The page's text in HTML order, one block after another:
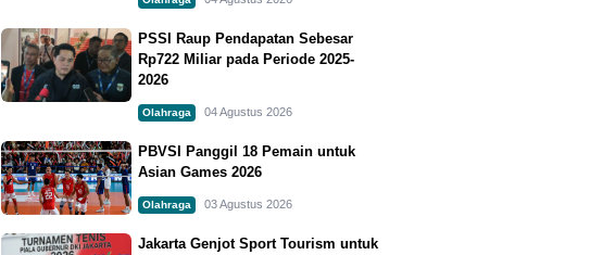
PSSI Raup Pendapatan Sebesar
Rp722 Miliar pada Periode 2025-
2026
Olahraga 04 Agustus 2026
PBVSI Panggil 18 Pemain untuk
Asian Games 2026
Olahraga 03 Agustus 2026
Jakarta Genjot Sport Tourism untuk